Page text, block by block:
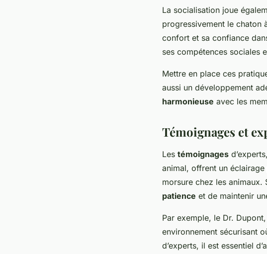
La socialisation joue
progressivement le chaton
confort et sa confiance
ses compétences sociales
Mettre en place ces
aussi un développement
harmonieuse avec les
Témoignages et
Les témoignages
animal, offrent un
morsure chez les
patience et de maintenir
Par exemple, le Dr.
environnement sécurisant
d’experts, il est essentiel